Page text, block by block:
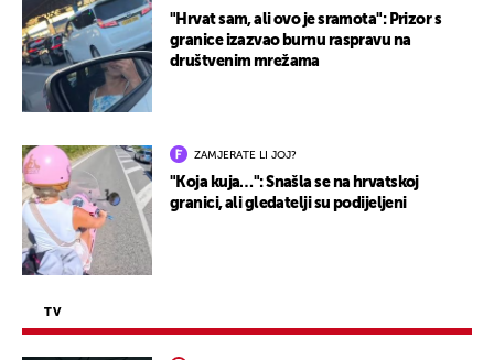
"Hrvat sam, ali ovo je sramota": Prizor s
granice izazvao burnu raspravu na
društvenim mrežama
ZAMJERATE LI JOJ?
"Koja kuja…": Snašla se na hrvatskoj
granici, ali gledatelji su podijeljeni
TV